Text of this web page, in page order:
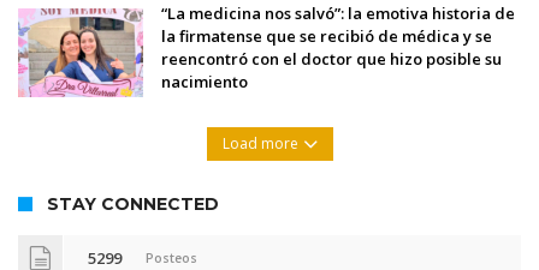
“La medicina nos salvó”: la emotiva historia de
la firmatense que se recibió de médica y se
reencontró con el doctor que hizo posible su
nacimiento
Load more
STAY CONNECTED
5299 Posteos